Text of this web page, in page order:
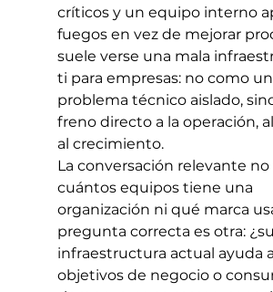
críticos y un equipo interno
fuegos en vez de mejorar
suele verse una mala
ti para empresas: no como un
problema técnico aislado,
freno directo a la operación,
al crecimiento.
La conversación relevante no
cuántos equipos tiene una
organización ni qué marca
pregunta correcta es otra: ¿su
infraestructura actual ayuda
objetivos de negocio o